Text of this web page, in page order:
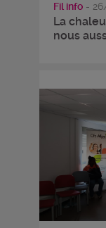
Fil info -
La
nous